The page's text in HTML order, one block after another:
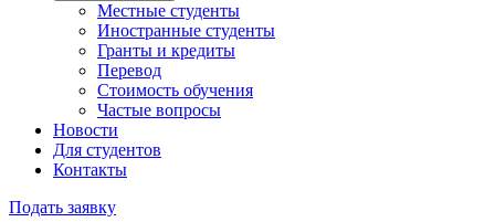
Местные студенты
Иностранные студенты
Гранты и кредиты
Перевод
Стоимость обучения
Частые вопросы
Новости
Для студентов
Контакты
Подать заявку